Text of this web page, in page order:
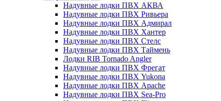
Надувные лодки ПВХ АКВА
Надувные лодки ПВХ Ривьера
Надувные лодки ПВХ Адмирал
Надувные лодки ПВХ Хантер
Надувные лодки ПВХ Стелс
Надувные лодки ПВХ Таймень
Лодки RIB Tornado Angler
Надувные лодки ПВХ Фрегат
Надувные лодки ПВХ Yukona
Надувные лодки ПВХ Apache
Надувные лодки ПВХ Sea-Pro